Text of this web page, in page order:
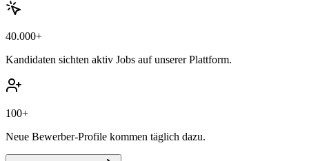
40.000+
Kandidaten sichten aktiv Jobs auf unserer Plattform.
100+
Neue Bewerber-Profile kommen täglich dazu.